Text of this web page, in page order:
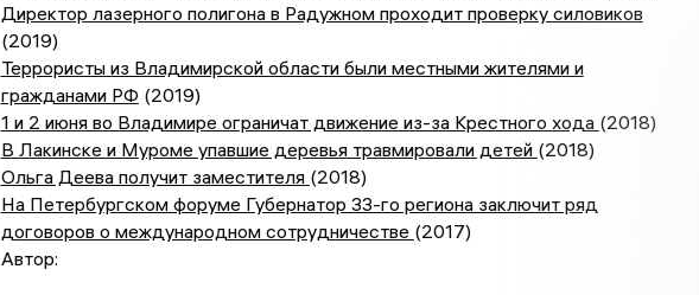
Директор лазерного полигона в Радужном проходит проверку силовиков
(2019)
Террористы из Владимирской области были местными жителями и
гражданами РФ (2019)
1 и 2 июня во Владимире ограничат движение из-за Крестного хода (2018)
В Лакинске и Муроме упавшие деревья травмировали детей (2018)
Ольга Деева получит заместителя (2018)
На Петербургском форуме Губернатор 33-го региона заключит ряд
договоров о международном сотрудничестве (2017)
Автор: